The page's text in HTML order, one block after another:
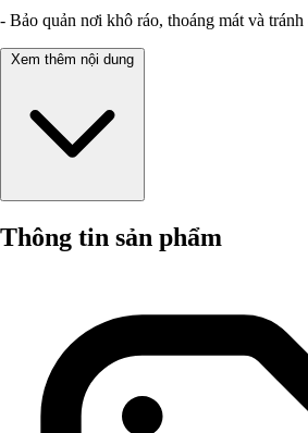
- Bảo quản nơi khô ráo, thoáng mát và tránh
Xem thêm nội dung
Thông tin sản phẩm